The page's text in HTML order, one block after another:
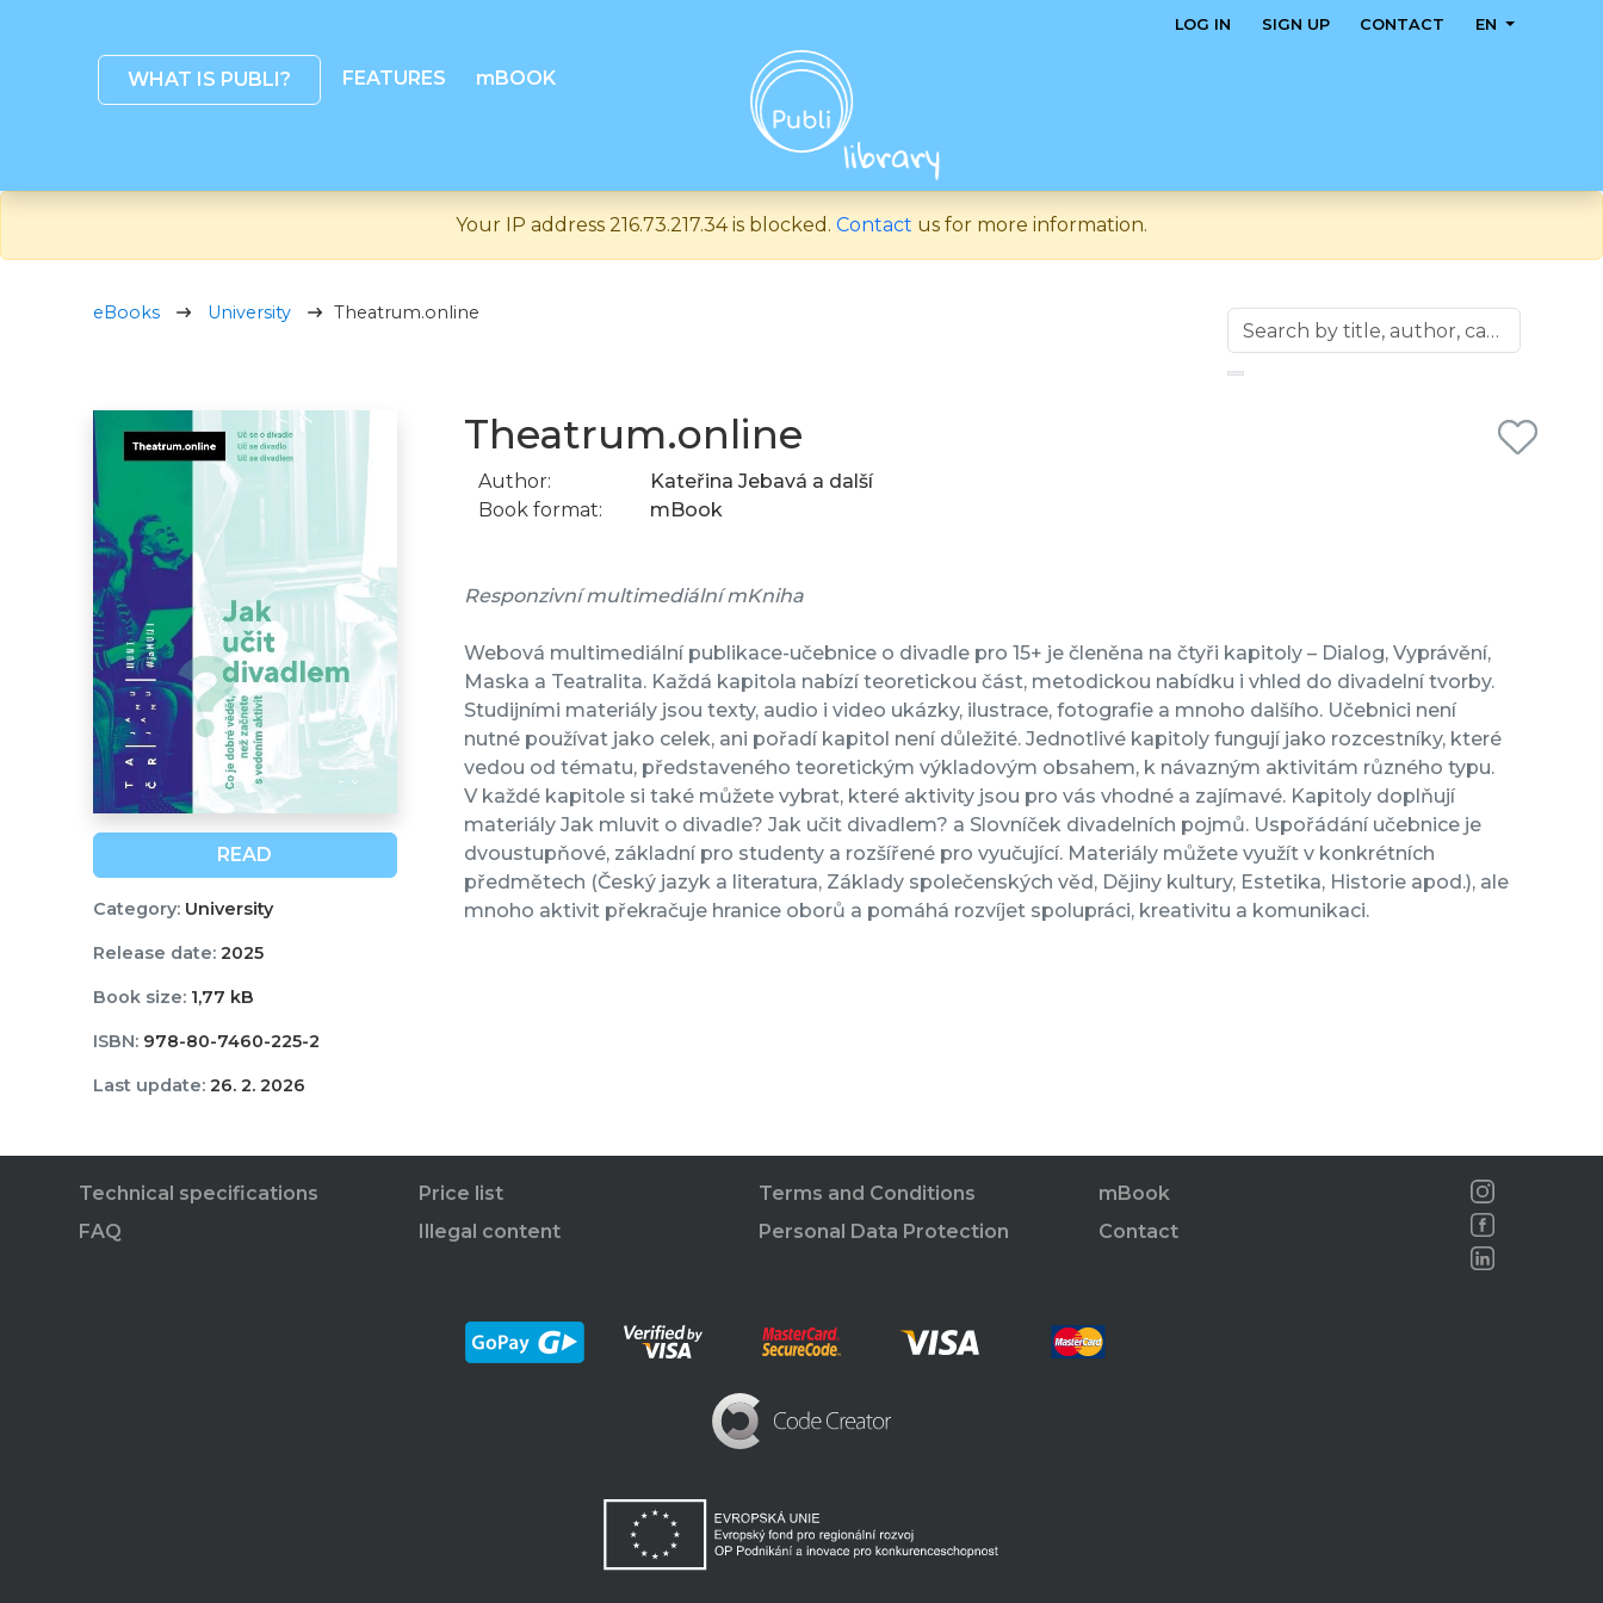
WHAT IS PUBLI? FEATURES mBOOK
LOG IN SIGN UP CONTACT EN
Your IP address 216.73.217.34 is blocked. Contact us for more information.
eBooks University Theatrum.online
READ
Category:University
Release date:2025
Book size:1,77 kB
ISBN:978-80-7460-225-2
Last update:26. 2. 2026
Theatrum.online
Author:
Kateřina Jebavá a další
Book format:
mBook
Responzivní multimediální mKniha
Webová multimediální publikace-učebnice o divadle pro 15+ je členěna na čtyři kapitoly – Dialog, Vyprávění,
Maska a Teatralita. Každá kapitola nabízí teoretickou část, metodickou nabídku i vhled do divadelní tvorby.
Studijními materiály jsou texty, audio i video ukázky, ilustrace, fotografie a mnoho dalšího. Učebnici není
nutné používat jako celek, ani pořadí kapitol není důležité. Jednotlivé kapitoly fungují jako rozcestníky, které
vedou od tématu, představeného teoretickým výkladovým obsahem, k návazným aktivitám různého typu.
V každé kapitole si také můžete vybrat, které aktivity jsou pro vás vhodné a zajímavé. Kapitoly doplňují
materiály Jak mluvit o divadle? Jak učit divadlem? a Slovníček divadelních pojmů. Uspořádání učebnice je
dvoustupňové, základní pro studenty a rozšířené pro vyučující. Materiály můžete využít v konkrétních
předmětech (Český jazyk a literatura, Základy společenských věd, Dějiny kultury, Estetika, Historie apod.), ale
mnoho aktivit překračuje hranice oborů a pomáhá rozvíjet spolupráci, kreativitu a komunikaci.
Technical specifications
FAQ
Price list
Illegal content
Terms and Conditions
Personal Data Protection
mBook
Contact